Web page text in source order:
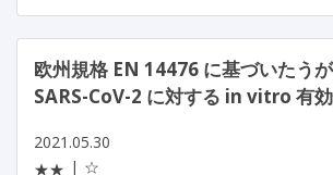
欧州規格 EN 14476 に基づいたう
SARS-CoV-2 に対する in vitro 有
2021.05.30
★★
☆